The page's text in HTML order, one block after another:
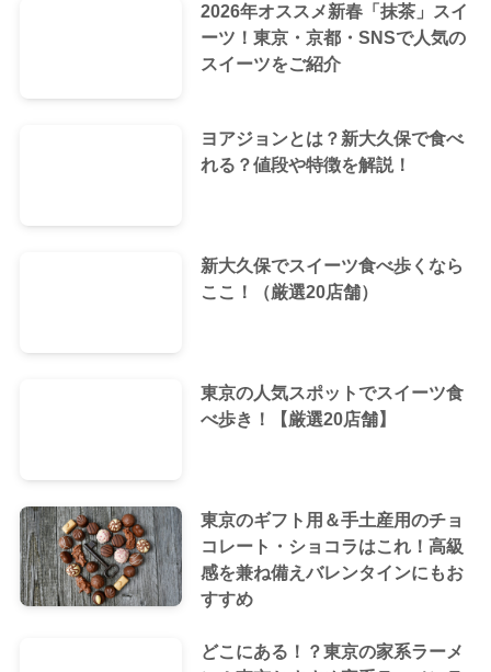
2026年オススメ新春「抹茶」スイ
ーツ！東京・京都・SNSで人気の
スイーツをご紹介
ヨアジョンとは？新大久保で食べ
れる？値段や特徴を解説！
新大久保でスイーツ食べ歩くなら
ここ！（厳選20店舗）
東京の人気スポットでスイーツ食
べ歩き！【厳選20店舗】
東京のギフト用＆手土産用のチョ
コレート・ショコラはこれ！高級
感を兼ね備えバレンタインにもお
すすめ
どこにある！？東京の家系ラーメ